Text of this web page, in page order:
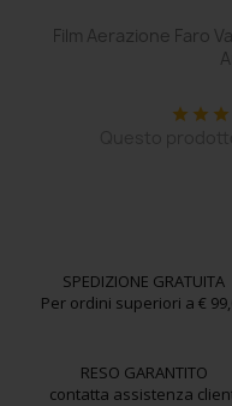
Film Aerazione Faro
star star star
SPEDIZIONE GRATUITA
Per ordini superiori a €
RESO GARANTITO
contatta assistenza